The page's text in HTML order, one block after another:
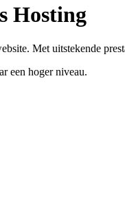
Hosting
Met uitstekende
een hoger niveau.